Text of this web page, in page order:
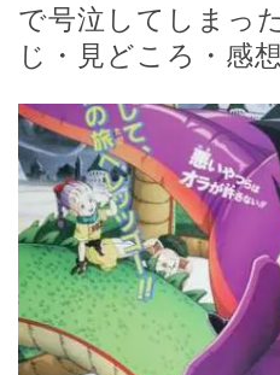
で号泣してしまっ
じ・見どころ・感想